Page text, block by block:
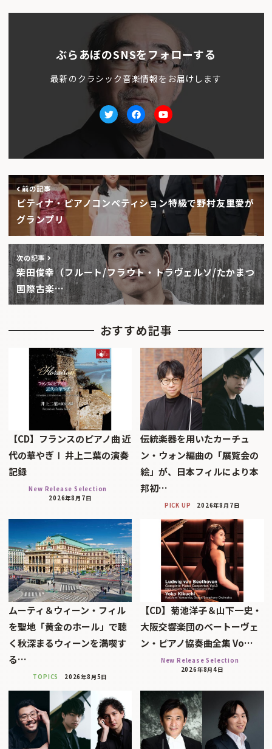
ぶらあぼのSNSをフォローする
最新のクラシック音楽情報をお届けします
TwitterfacebookYoutube
前の記事
ピティナ・ピアノコンペティション特級で野村友里愛が
グランプリ
次の記事
柴田俊幸（フルート/フラウト・トラヴェルソ/たかまつ
国際古楽…
おすすめ記事
【CD】フランスのピアノ曲 近
代の華やぎⅠ 井上二葉の演奏
記録
New Release Selection
2026年8月7日
伝統楽器を用いたカーチュ
ン・ウォン編曲の「展覧会の
絵」が、日本フィルにより本
邦初…
PICK UP 2026年8月7日
ムーティ＆ウィーン・フィル
を聖地「黄金のホール」で聴
く秋深まるウィーンを満喫す
る…
TOPICS 2026年8月5日
【CD】菊池洋子＆山下一史・
大阪交響楽団のベートーヴェ
ン・ピアノ協奏曲全集 Vo…
New Release Selection
2026年8月4日